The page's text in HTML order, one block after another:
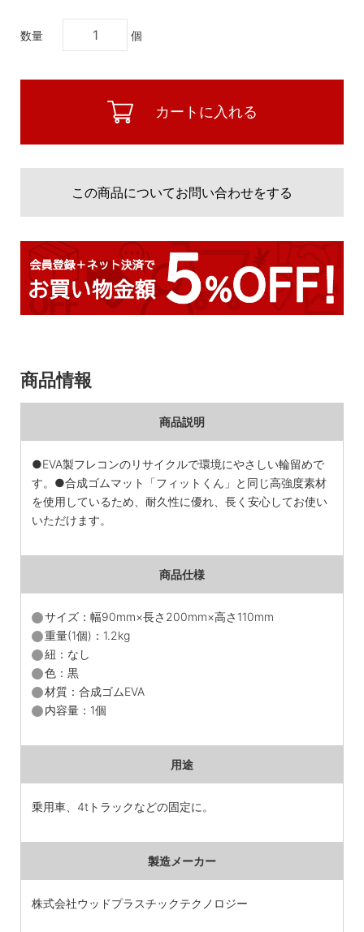
数量 個
カートに入れる
この商品についてお問い合わせをする
商品情報
商品説明
●EVA製フレコンのリサイクルで環境にやさしい輪留めで
す。●合成ゴムマット「フィットくん」と同じ高強度素材
を使用しているため、耐久性に優れ、長く安心してお使い
いただけます。
商品仕様
サイズ：幅90mm×長さ200mm×高さ110mm
重量(1個)：1.2kg
紐：なし
色：黒
材質：合成ゴムEVA
内容量：1個
用途
乗用車、4tトラックなどの固定に。
製造メーカー
株式会社ウッドプラスチックテクノロジー